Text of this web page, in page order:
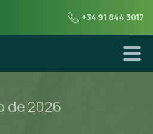
+34 91 844 3017
de 2026